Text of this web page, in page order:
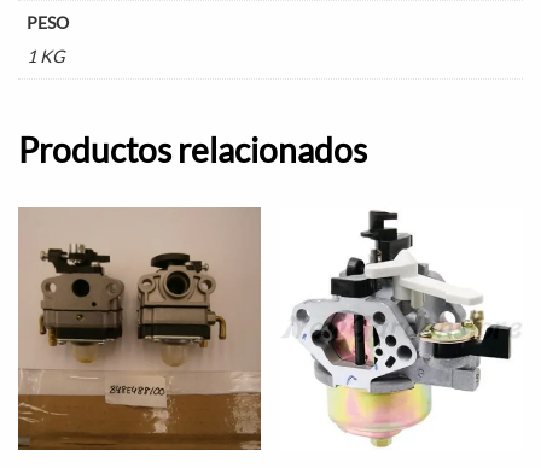
PESO
1 KG
Productos relacionados